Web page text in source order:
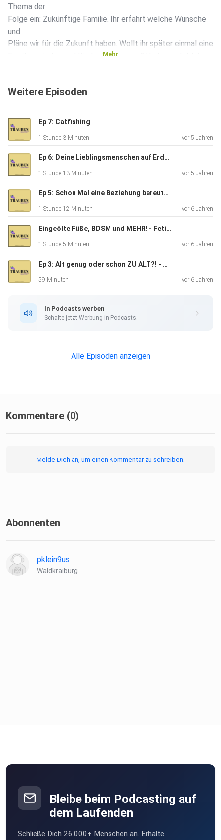
Thema der
Folge ein: Zukünftige Familie. Ihr erfahrt welche Wünsche
und
Pläne wir für die Zukunft haben. Wollt ihr später einmal eine
Familie gründen und Kinder bekommen? Und wie steht ihr
Mehr
Weitere Episoden
Ep 7: Catfishing
1 Stunde 3 Minuten vor 5 Jahren
Ep 6: Deine Lieblingsmenschen auf Erden! - Ex-Freunde/-innen
1 Stunde 13 Minuten vor 5 Jahren
Ep 5: Schon Mal eine Beziehung bereut? Beziehungsbedauern
1 Stunde 12 Minuten vor 6 Jahren
Eingeölte Füße, BDSM und MEHR! - Fetische & Vorlieben
1 Stunde 5 Minuten vor 6 Jahren
Ep 3: Alt genug oder schon ZU ALT?! - Altersunterschiede!
59 Minuten vor 6 Jahren
In Podcasts werben
Schalte jetzt Werbung in Podcasts.
Alle Episoden anzeigen
Kommentare (0)
Melde Dich an, um einen Kommentar zu schreiben.
Abonnenten
pklein9us
Waldkraiburg
Bleibe beim Podcasting auf
dem Laufenden
Schließe Dich 26.000+ Menschen an. Erhalte